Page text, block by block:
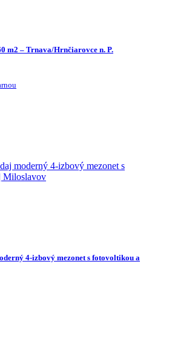
m2 – Trnava/Hrnčiarovce n. P.
4-izbový mezonet s fotovoltikou a